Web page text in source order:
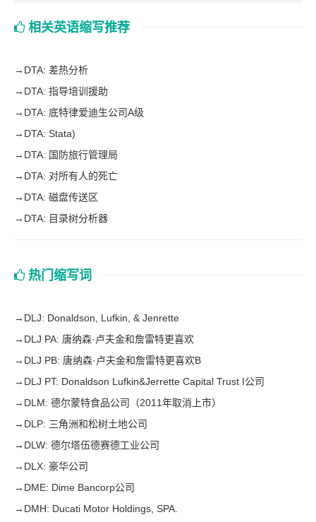
相关英语缩写推荐
→ DTA: 差热分析
→ DTA: 指导培训援助
→ DTA: 底特律爱迪生公司A级
→ DTA: Stata)
→ DTA: 国防旅行管理局
→ DTA: 对所有人的死亡
→ DTA: 磁盘传送区
→ DTA: 目录树分析器
热门缩写词
→ DLJ: Donaldson, Lufkin, & Jenrette
→ DLJ PA: 唐纳森·卢夫金和詹雷特更喜欢
→ DLJ PB: 唐纳森·卢夫金和詹雷特更喜欢B
→ DLJ PT: Donaldson Lufkin&Jerrette Capital Trust I公司
→ DLM: 德尔蒙特食品公司（2011年取消上市）
→ DLP: 三角洲和松树土地公司
→ DLW: 德尔塔伍德赛德工业公司
→ DLX: 豪华公司
→ DME: Dime Bancorp公司
→ DMH: Ducati Motor Holdings, SPA.